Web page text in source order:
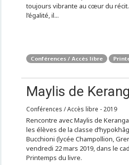
toujours vibrante au cœur du
l’égalité, il...
Conférences / Accès libre
Maylis de
Conférences / Accès libre - 2019
Rencontre avec Maylis de
les élèves de la classe
Bucchioni (lycée Champollion,
vendredi 22 mars 2019, dans le
Printemps du livre.